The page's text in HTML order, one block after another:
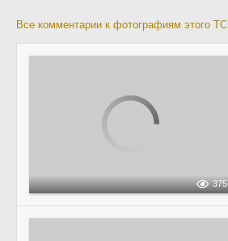
Все комментарии к фотографиям этого ТС
375